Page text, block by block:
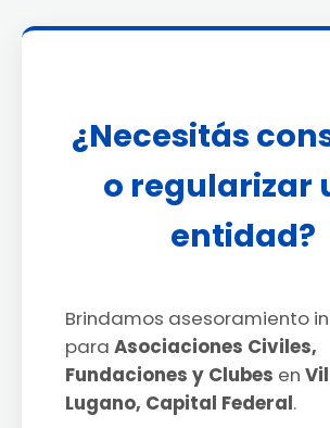
¿Necesitás
o regularizar
entidad?
Brindamos asesoramiento
para Asociaciones Civiles,
Fundaciones y Clubes en
Lugano, Capital Federal.